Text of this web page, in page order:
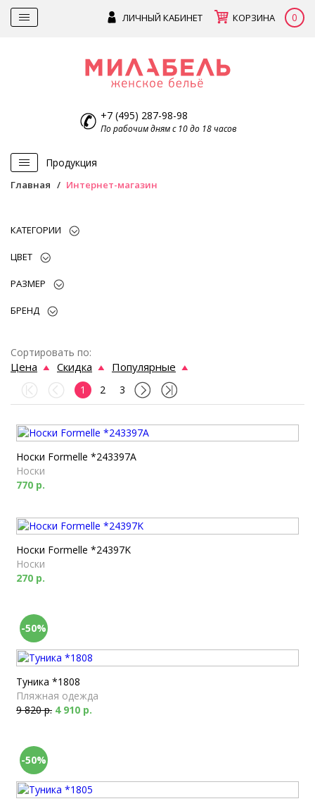
ЛИЧНЫЙ КАБИНЕТ КОРЗИНА 0
+7 (495) 287-98-98
По рабочим дням с 10 до 18 часов
Продукция
Главная Интернет-магазин
КАТЕГОРИИ
ЦВЕТ
РАЗМЕР
БРЕНД
Сортировать по:
Цена Скидка Популярные
1 2 3
Носки Formelle *243397A
Носки
770 р.
Носки Formelle *24397K
Носки
270 р.
-50%
Туника *1808
Пляжная одежда
9 820 р. 4 910 р.
-50%